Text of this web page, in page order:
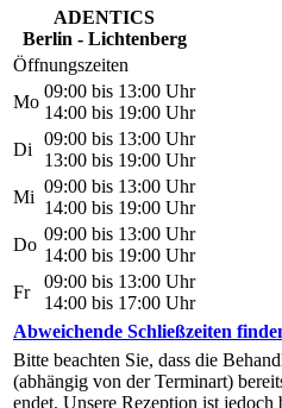
ADENTICS
Berlin - Lichtenberg
Öffnungszeiten
Mo
09:00 bis 13:00 Uhr
14:00 bis 19:00 Uhr
Di
09:00 bis 13:00 Uhr
13:00 bis 19:00 Uhr
Mi
09:00 bis 13:00 Uhr
14:00 bis 19:00 Uhr
Do
09:00 bis 13:00 Uhr
14:00 bis 19:00 Uhr
Fr
09:00 bis 13:00 Uhr
14:00 bis 17:00 Uhr
Abweichende Schließzeiten
Bitte beachten Sie, dass die
(abhängig von der Terminart)
endet. Unsere Rezeption ist jedoch